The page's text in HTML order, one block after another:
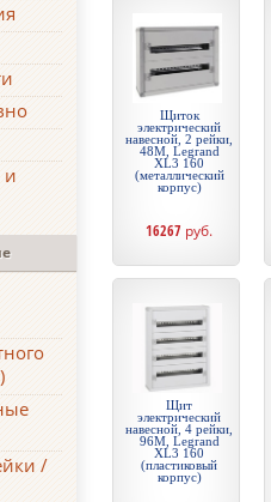
и
/
Щиток
электрический
навесной, 2 рейки,
48М, Legrand
XL3 160
(металлический
корпус)
16267 руб.
Щит
электрический
навесной, 4 рейки,
96М, Legrand
XL3 160
(пластиковый
корпус)